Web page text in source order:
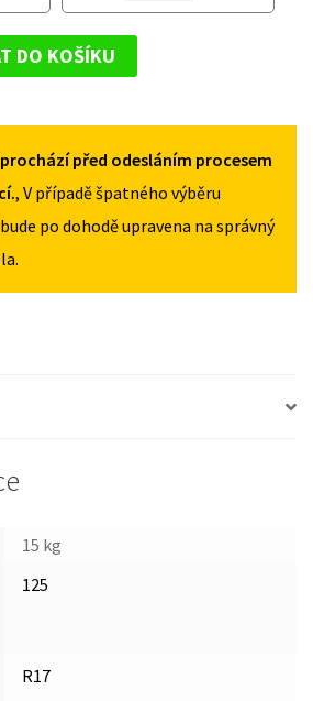
2007-
DO KOŠÍKU
před odesláním procesem
, V případě špatného výběru
po dohodě upravena na správný
15 kg
125
R17